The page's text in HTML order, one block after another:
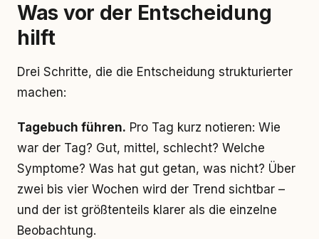
Was vor der Entscheidung
hilft
Drei Schritte, die die Entscheidung strukturierter
machen:
Tagebuch führen. Pro Tag kurz notieren: Wie
war der Tag? Gut, mittel, schlecht? Welche
Symptome? Was hat gut getan, was nicht? Über
zwei bis vier Wochen wird der Trend sichtbar –
und der ist größtenteils klarer als die einzelne
Beobachtung.